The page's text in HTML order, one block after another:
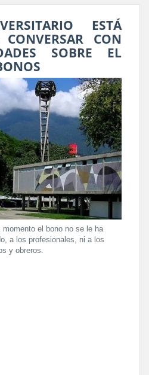
ESTÁ
CON
SOBRE EL
el bono no se le ha
a los profesionales, ni a los
y obreros.